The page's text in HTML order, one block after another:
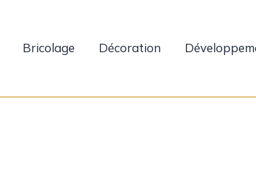
Bricolage Décoration